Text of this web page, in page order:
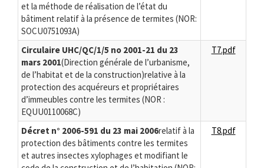
et la méthode de réalisation de l’état du
bâtiment relatif à la présence de termites (NOR:
SOCU0751093A)
Circulaire UHC/QC/1/5 no 2001-21 du 23
mars 2001(Direction générale de l’urbanisme,
de l’habitat et de la construction)relative à la
protection des acquéreurs et propriétaires
d’immeubles contre les termites (NOR :
EQUU0110068C)
T7.pdf
Décret n° 2006-591 du 23 mai 2006relatif à la
protection des bâtiments contre les termites
et autres insectes xylophages et modifiant le
T8.pdf